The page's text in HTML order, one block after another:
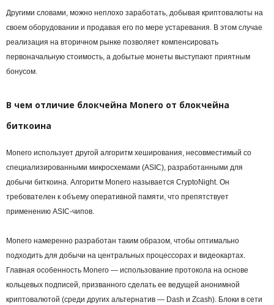
Другими словами, можно неплохо заработать, добывая криптовалюты на
своем оборудовании и продавая его по мере устаревания. В этом случае
реализация на вторичном рынке позволяет компенсировать
первоначальную стоимость, а добытые монеты выступают приятным
бонусом.
В чем отличие блокчейна Monero от блокчейна
биткоина
Monero использует другой алгоритм хеширования, несовместимый со
специализированными микросхемами (ASIC), разработанными для
добычи биткоина. Алгоритм Monero называется CryptoNight. Он
требователен к объему оперативной памяти, что препятствует
применению ASIC-чипов.
Monero намеренно разработан таким образом, чтобы оптимально
подходить для добычи на центральных процессорах и видеокартах.
Главная особенность Monero — использование протокола на основе
кольцевых подписей, призванного сделать ее ведущей анонимной
криптовалютой (среди других альтернатив — Dash и Zcash). Блоки в сети